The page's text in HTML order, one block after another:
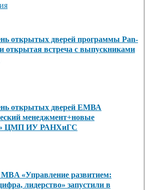
открытых дверей программы Pan-
открытая встреча с выпускниками
открытых дверей ЕМВА
менеджмент+новые
ЦМП ИУ РАНХиГС
«Управление развитием:
лидерство» запустили в